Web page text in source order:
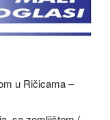
u Ričicama –